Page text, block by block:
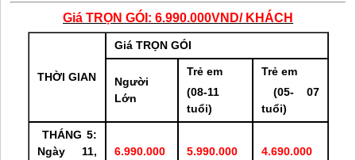
Giá TRỌN GÓI: 6.990.000VND/ KHÁCH
THỜI GIAN
Giá TRỌN GÓI
Người
Lớn
Trẻ em
(08-11
tuổi)
Trẻ em
(05- 07
tuổi)
THÁNG 5:
Ngày 11,
6.990.000 5.990.000 4.690.000